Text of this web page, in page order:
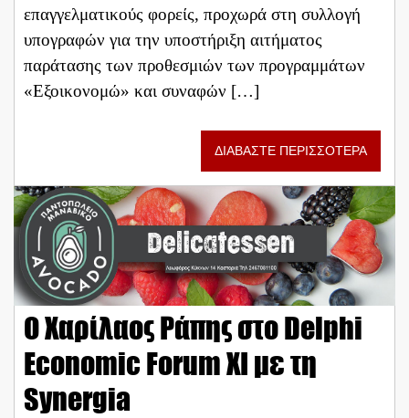
επαγγελματικούς φορείς, προχωρά στη συλλογή
υπογραφών για την υποστήριξη αιτήματος
παράτασης των προθεσμιών των προγραμμάτων
«Εξοικονομώ» και συναφών […]
ΔΙΑΒΑΣΤΕ ΠΕΡΙΣΣΟΤΕΡΑ
Ο Χαρίλαος Ράπης στο Delphi
Economic Forum XI με τη
Synergia